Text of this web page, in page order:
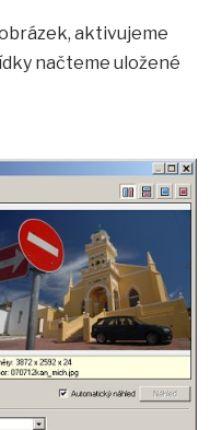
aktivujeme
načteme uložené